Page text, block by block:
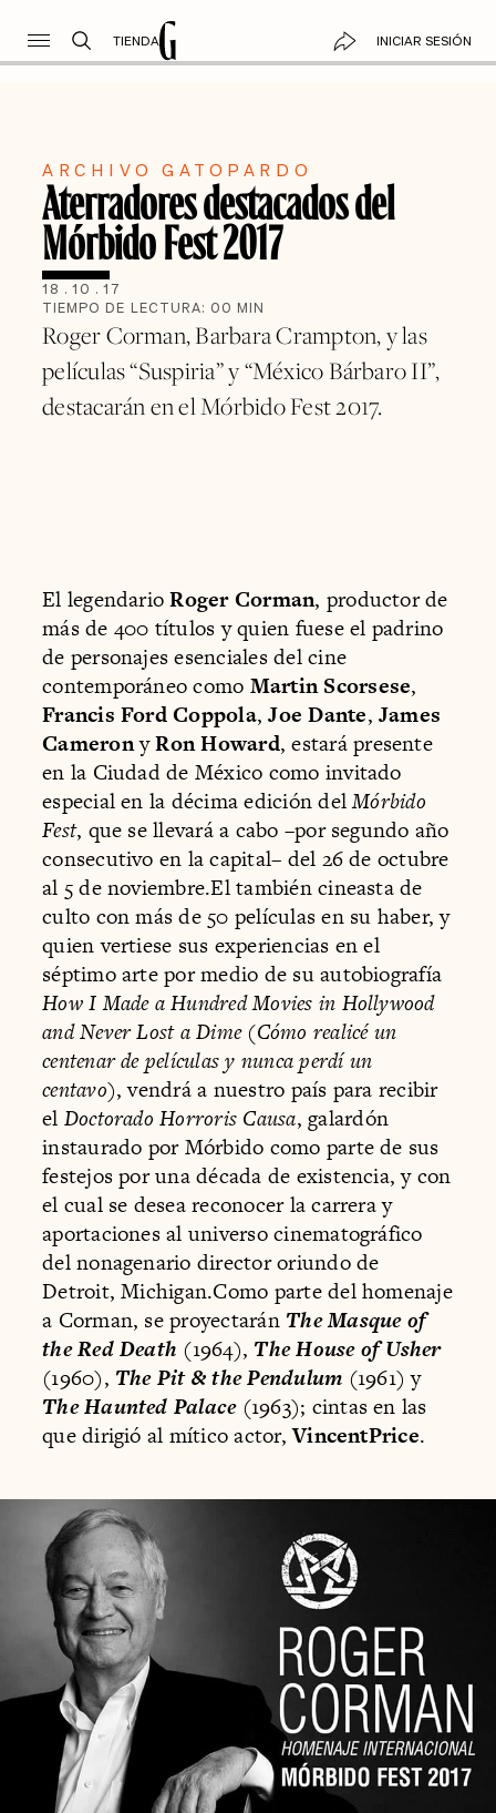
TIENDA INICIAR SESIÓN
ARCHIVO GATOPARDO
Aterradores destacados del
Mórbido Fest 2017
18 . 10 . 17
TIEMPO DE LECTURA: 00 MIN
Roger Corman, Barbara Crampton, y las
películas “Suspiria” y “México Bárbaro II”,
destacarán en el Mórbido Fest 2017.
El legendarioRoger Corman, productor de
más de 400 títulos y quien fuese el padrino
de personajes esenciales del cine
contemporáneo como Martin Scorsese,
Francis Ford Coppola,Joe Dante,James
CameronyRon Howard, estará presente
en la Ciudad de México como invitado
especial en la décima edición delMórbido
Fest, que se llevará a cabo –por segundo año
consecutivo en la capital– del 26 de octubre
al 5 de noviembre.El también cineasta de
culto con más de 50 películas en su haber, y
quien vertiese sus experiencias en el
séptimo arte por medio de su autobiografía
How I Made a Hundred Movies in Hollywood
and Never Lost a Dime(Cómo realicé un
centenar de películas y nunca perdí un
centavo), vendrá a nuestro país para recibir
el Doctorado Horroris Causa, galardón
instaurado por Mórbido como parte de sus
festejos por una década de existencia, y con
el cual se desea reconocer la carrera y
aportaciones al universo cinematográfico
del nonagenario director oriundo de
Detroit, Michigan.Como parte del homenaje
a Corman, se proyectarán The Masque of
the Red Death (1964), The House of Usher
(1960), The Pit & the Pendulum (1961) y
The Haunted Palace(1963); cintas en las
que dirigió al mítico actor,VincentPrice.